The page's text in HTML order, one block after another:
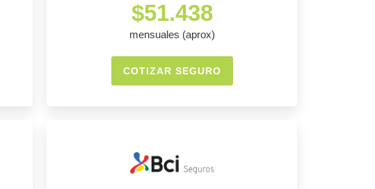
$51.438
mensuales (aprox)
COTIZAR SEGURO